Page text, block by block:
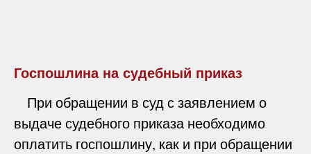
Госпошлина на судебный приказ
При обращении в суд с заявлением о
выдаче судебного приказа необходимо
оплатить госпошлину, как и при обращении